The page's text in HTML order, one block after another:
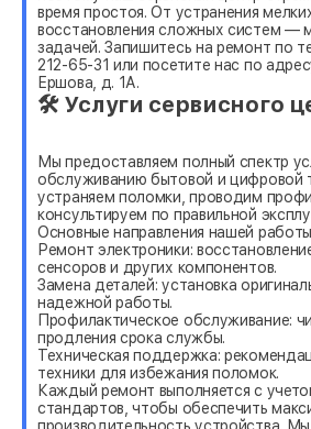
время простоя. От устранения
восстановления сложных систем —
задачей. Запишитесь на ремонт по
212-65-31 или посетите нас по
Ершова, д. 1А.
🛠 Услуги сервисного
Мы предоставляем полный спектр
обслуживанию бытовой и цифровой
устраняем поломки, проводим
консультируем по правильной
Основные направления нашей
Ремонт электроники:
сенсоров и других компонентов.
Замена деталей: установка
надежной работы.
Профилактическое обслуживание:
продления срока службы.
Техническая поддержка:
техники для избежания поломок.
Каждый ремонт выполняется с
стандартов, чтобы обеспечить